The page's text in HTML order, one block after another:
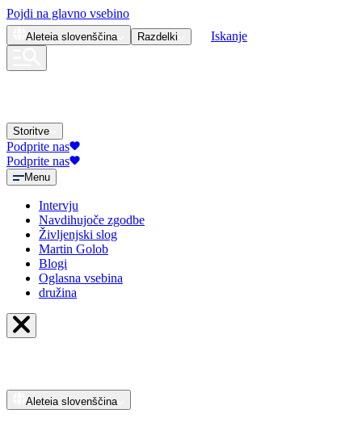
Pojdi na glavno vsebino
Aleteia slovenščina Razdelki Iskanje
Storitve
Podprite nas
Podprite nas
Menu
Intervju
Navdihujoče zgodbe
Življenjski slog
Martin Golob
Blogi
Oglasna vsebina
družina
Aleteia slovenščina